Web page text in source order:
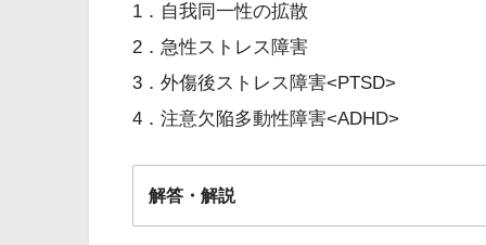
1．自我同一性の拡散
2．急性ストレス障害
3．外傷後ストレス障害<PTSD>
4．注意欠陥多動性障害<ADHD>
解答・解説